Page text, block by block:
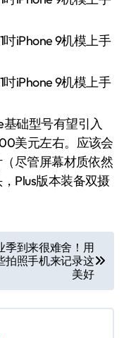
础型号有望引入
美元左右。应该会
尽管屏幕材质依然
Plus版本装备双摄
季到来很难舍！用
拍照手机来记录这
美好